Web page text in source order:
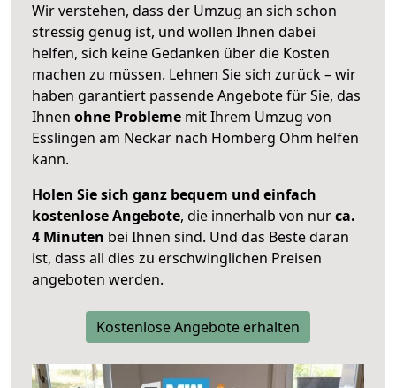
Wir verstehen, dass der Umzug an sich schon
stressig genug ist, und wollen Ihnen dabei
helfen, sich keine Gedanken über die Kosten
machen zu müssen. Lehnen Sie sich zurück – wir
haben garantiert passende Angebote für Sie, das
Ihnen ohne Probleme mit Ihrem Umzug von
Esslingen am Neckar nach Homberg Ohm helfen
kann.
Holen Sie sich ganz bequem und einfach
kostenlose Angebote, die innerhalb von nurca.
4 Minuten bei Ihnen sind. Und das Beste daran
ist, dass all dies zu erschwinglichen Preisen
angeboten werden.
Kostenlose Angebote erhalten